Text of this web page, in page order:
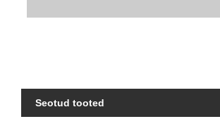
Seotud tooted